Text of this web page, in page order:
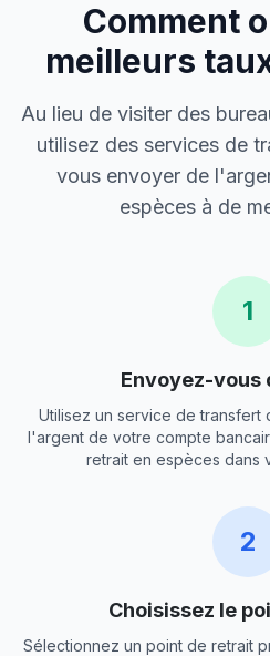
Comment
meilleurs
Au lieu de visiter des
utilisez des services de
vous envoyer de
espèces à de
1
Envoyez-
Utilisez un service de
l'argent de votre compte
retrait en espèces dans
2
Choisissez le
Sélectionnez un point de retrait